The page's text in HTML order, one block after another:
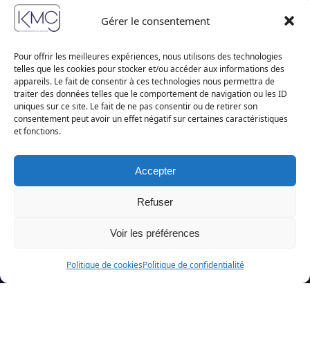
Gérer le consentement
Pour offrir les meilleures expériences, nous utilisons des technologies
telles que les cookies pour stocker et/ou accéder aux informations des
appareils. Le fait de consentir à ces technologies nous permettra de
traiter des données telles que le comportement de navigation ou les ID
uniques sur ce site. Le fait de ne pas consentir ou de retirer son
consentement peut avoir un effet négatif sur certaines caractéristiques
et fonctions.
Accepter
Refuser
Voir les préférences
Politique de cookiesPolitique de confidentialité
personnelles, consultez notre Politique de gestion de votre vie
privée.
SELARLU KMCJ — Commissaire de Justice
contact@etudekmcj.fr
Le contentieux locatif
Le contentieux de la copropriété